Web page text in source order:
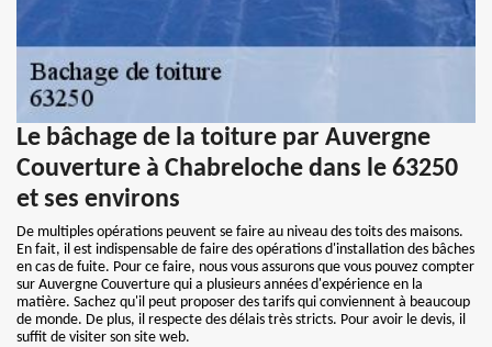
Le bâchage de la toiture par Auvergne
Couverture à Chabreloche dans le 63250
et ses environs
De multiples opérations peuvent se faire au niveau des toits des maisons.
En fait, il est indispensable de faire des opérations d'installation des bâches
en cas de fuite. Pour ce faire, nous vous assurons que vous pouvez compter
sur Auvergne Couverture qui a plusieurs années d'expérience en la
matière. Sachez qu'il peut proposer des tarifs qui conviennent à beaucoup
de monde. De plus, il respecte des délais très stricts. Pour avoir le devis, il
suffit de visiter son site web.